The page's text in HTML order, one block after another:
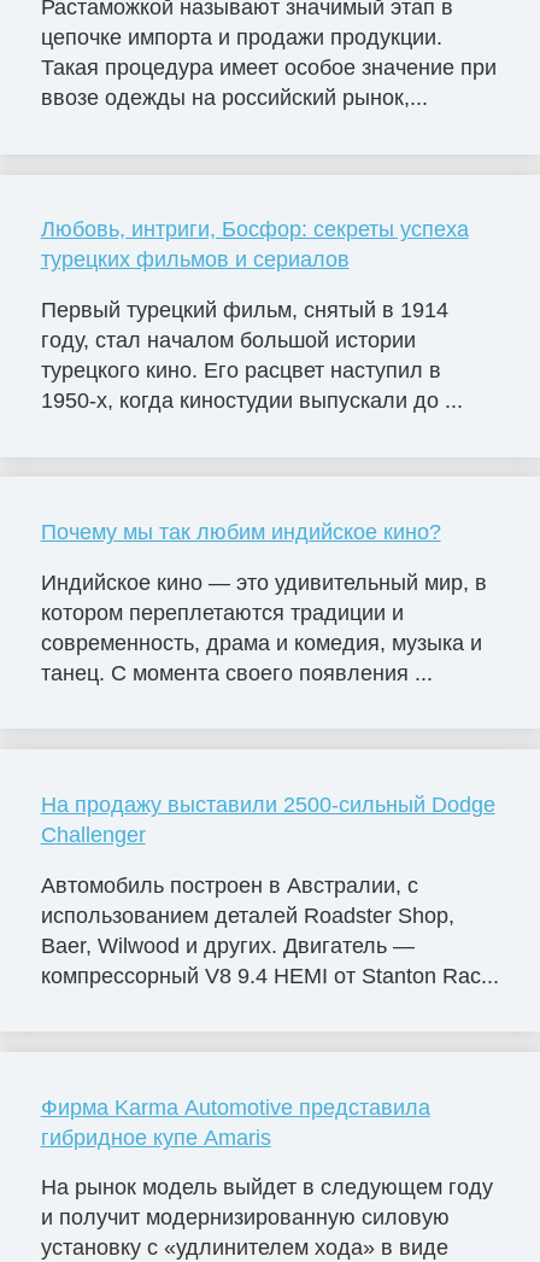
Растаможкой называют значимый этап в
цепочке импорта и продажи продукции.
Такая процедура имеет особое значение при
ввозе одежды на российский рынок,...
Любовь, интриги, Босфор: секреты успеха
турецких фильмов и сериалов
Первый турецкий фильм, снятый в 1914
году, стал началом большой истории
турецкого кино. Его расцвет наступил в
1950-х, когда киностудии выпускали до ...
Почему мы так любим индийское кино?
Индийское кино — это удивительный мир, в
котором переплетаются традиции и
современность, драма и комедия, музыка и
танец. С момента своего появления ...
На продажу выставили 2500-сильный Dodge
Challenger
Автомобиль построен в Австралии, с
использованием деталей Roadster Shop,
Baer, Wilwood и других. Двигатель —
компрессорный V8 9.4 HEMI от Stanton Rac...
Фирма Karma Automotive представила
гибридное купе Amaris
На рынок модель выйдет в следующем году
и получит модернизированную силовую
установку с «удлинителем хода» в виде